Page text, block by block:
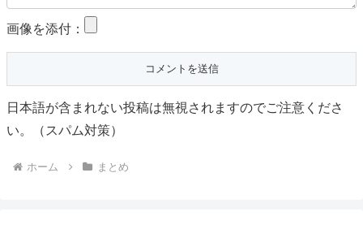
画像を添付：
日本語が含まれない投稿は無視されますのでご注意くださ
い。（スパム対策）
ホーム まとめ